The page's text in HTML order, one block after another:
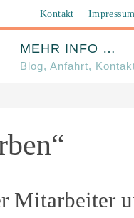
Kontakt Impressum
MEHR INFO …
Blog, Anfahrt,
Mitarbeiter